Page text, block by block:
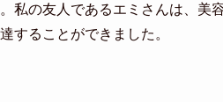
私の友人であるエミさんは、美
することができました。